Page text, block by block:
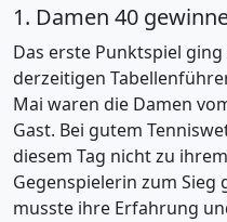
1. Damen 40
Das erste Punktspiel
derzeitigen
Mai waren die Damen
Gast. Bei gutem
diesem Tag nicht zu
Gegenspielerin zum
musste ihre Erfahrung